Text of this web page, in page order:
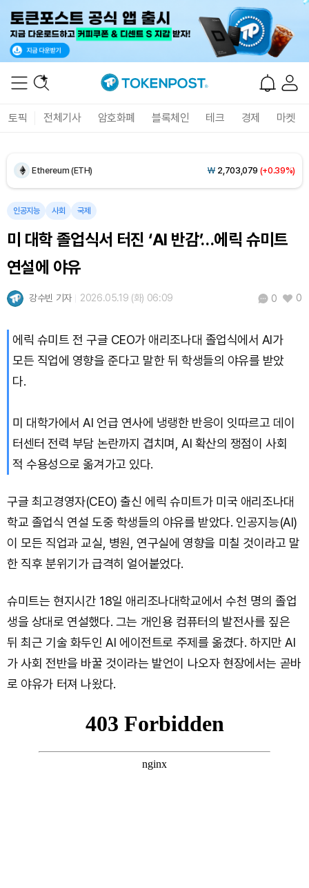
토픽 전체기사 암호화폐 블록체인 테크 경제 마켓
Ethereum (ETH) ₩ 2,703,079 (+0.39%)
Tether USDt (USDT)
BNB (BNB) ₩ 837,959(+0.86%)
USDC (USDC)
Solana (SOL) ₩105,478 (+1.89%)
Dogecoin (DOGE) ₩98.94 (+1.11%)
인공지능 사회 국제
미 대학 졸업식서 터진 ‘AI 반감’…에릭 슈미트
연설에 야유
강수빈 기자 2026.05.19 (화) 06:09 0 0
에릭 슈미트 전 구글 CEO가 애리조나대 졸업식에서 AI가
모든 직업에 영향을 준다고 말한 뒤 학생들의 야유를 받았
다.
미 대학가에서 AI 언급 연사에 냉랭한 반응이 잇따르고 데이
터센터 전력 부담 논란까지 겹치며, AI 확산의 쟁점이 사회
적 수용성으로 옮겨가고 있다.
구글 최고경영자(CEO) 출신 에릭 슈미트가 미국 애리조나대
학교 졸업식 연설 도중 학생들의 야유를 받았다. 인공지능(AI)
이 모든 직업과 교실, 병원, 연구실에 영향을 미칠 것이라고 말
한 직후 분위기가 급격히 얼어붙었다.
슈미트는 현지시간 18일 애리조나대학교에서 수천 명의 졸업
생을 상대로 연설했다. 그는 개인용 컴퓨터의 발전사를 짚은
뒤 최근 기술 화두인 AI 에이전트로 주제를 옮겼다. 하지만 AI
가 사회 전반을 바꿀 것이라는 발언이 나오자 현장에서는 곧바
로 야유가 터져 나왔다.